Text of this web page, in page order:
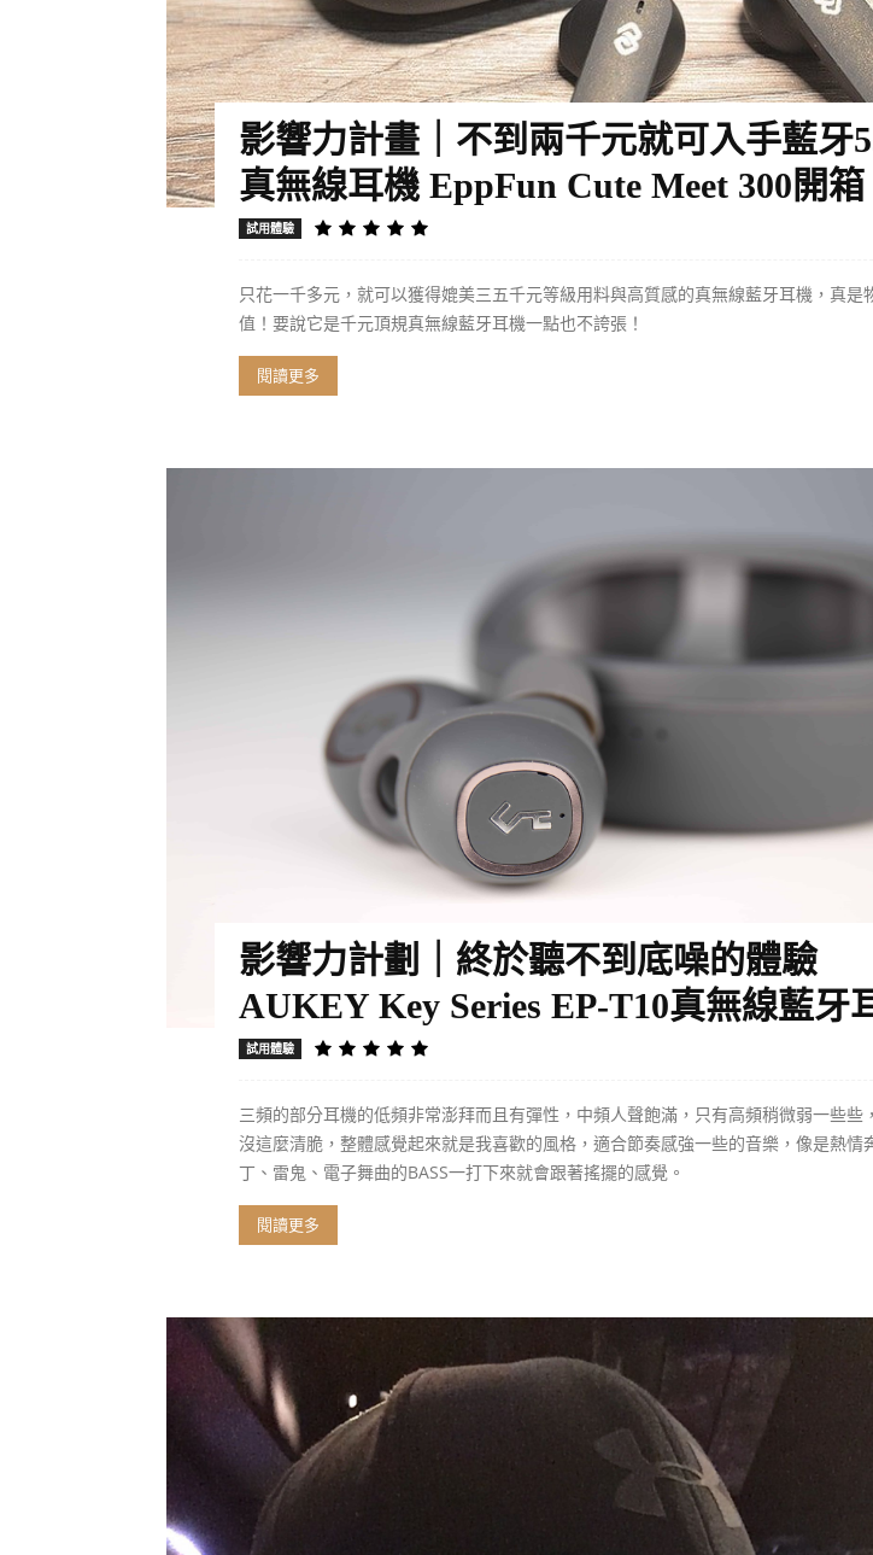
影響力計畫｜不到兩千元就可入手藍牙
真無線耳機 EppFun Cute Meet 300開箱
試用體驗
只花一千多元，就可以獲得媲美三五千元等級用料與高質感的真無線藍牙耳機，真是
值！要說它是千元頂規真無線藍牙耳機一點也不誇張！
閱讀更多
影響力計劃｜終於聽不到底噪的體驗
AUKEY Key Series EP-T10真無線藍牙
試用體驗
三頻的部分耳機的低頻非常澎拜而且有彈性，中頻人聲飽滿，只有高頻稍微弱一些些
沒這麼清脆，整體感覺起來就是我喜歡的風格，適合節奏感強一些的音樂，像是熱情
丁、雷鬼、電子舞曲的BASS一打下來就會跟著搖擺的感覺。
閱讀更多